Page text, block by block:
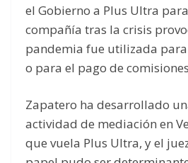
el Gobierno a Plus Ultra
compañía tras la crisis
pandemia fue utilizada
o para el pago de
Zapatero ha desarrollado
actividad de mediación en
que vuela Plus Ultra, y el